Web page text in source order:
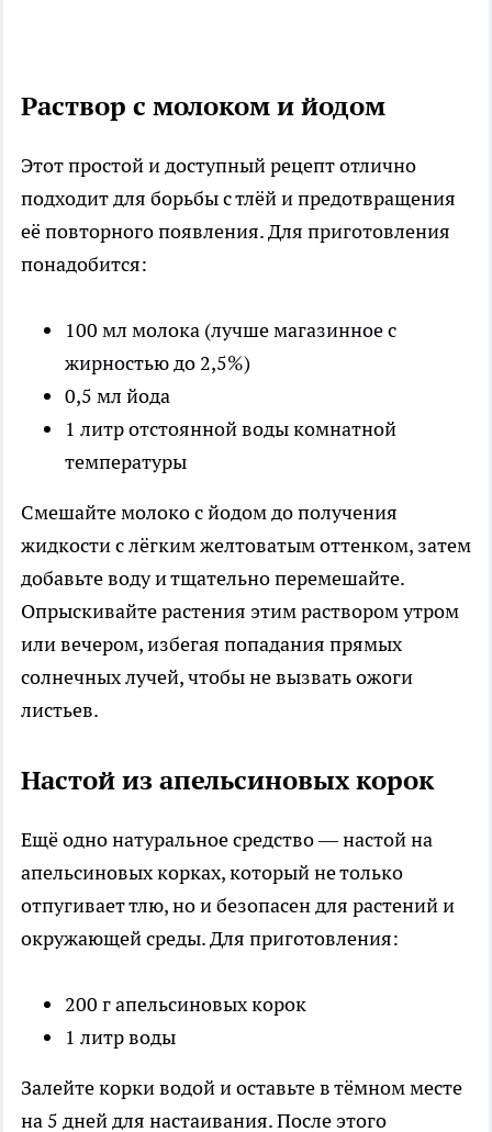
Раствор с молоком и йодом
Этот простой и доступный рецепт отлично
подходит для борьбы с тлёй и предотвращения
её повторного появления. Для приготовления
понадобится:
100 мл молока (лучше магазинное с
жирностью до 2,5%)
0,5 мл йода
1 литр отстоянной воды комнатной
температуры
Смешайте молоко с йодом до получения
жидкости с лёгким желтоватым оттенком, затем
добавьте воду и тщательно перемешайте.
Опрыскивайте растения этим раствором утром
или вечером, избегая попадания прямых
солнечных лучей, чтобы не вызвать ожоги
листьев.
Настой из апельсиновых корок
Ещё одно натуральное средство — настой на
апельсиновых корках, который не только
отпугивает тлю, но и безопасен для растений и
окружающей среды. Для приготовления:
200 г апельсиновых корок
1 литр воды
Залейте корки водой и оставьте в тёмном месте
на 5 дней для настаивания. После этого